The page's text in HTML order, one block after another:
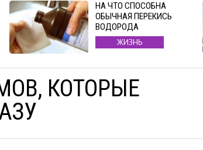
НА ЧТО СПОСОБНА
ОБЫЧНАЯ ПЕРЕКИСЬ
ВОДОРОДА
ЖИЗНЬ
КОТОРЫЕ